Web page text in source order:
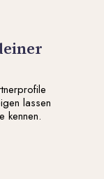
lassen
kennen.